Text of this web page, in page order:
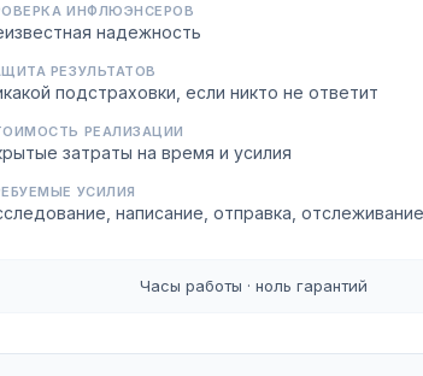
ИНФЛЮЭНСЕРОВ
надежность
РЕЗУЛЬТАТОВ
подстраховки, если никто не ответит
РЕАЛИЗАЦИИ
затраты на время и усилия
УСИЛИЯ
написание, отправка, отслеживание
Часы работы · ноль гарантий